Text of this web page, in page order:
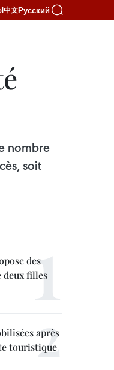
中文Русский
nombre
soit
des
deux filles
après
touristique